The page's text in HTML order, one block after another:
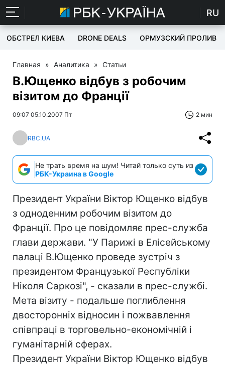
RU
ОБСТРЕЛ КИЕВА DRONE DEALS ОРМУЗСКИЙ ПРОЛИВ
Главная » Аналитика » Статьи
В.Ющенко відбув з робочим
візитом до Франції
09:07 05.10.2007 Пт 2 мин
RBC.UA
Не трать время на шум! Читай только суть из
РБК-Украина в Google
Президент України Віктор Ющенко відбув
з одноденним робочим візитом до
Франції. Про це повідомляє прес-служба
глави держави. "У Парижі в Елісейському
палаці В.Ющенко проведе зустріч з
президентом Французької Республіки
Ніколя Саркозі", - сказали в прес-службі.
Мета візиту - подальше поглиблення
двосторонніх відносин і пожвавлення
співпраці в торговельно-економічній і
гуманітарній сферах.
Президент України Віктор Ющенко відбув